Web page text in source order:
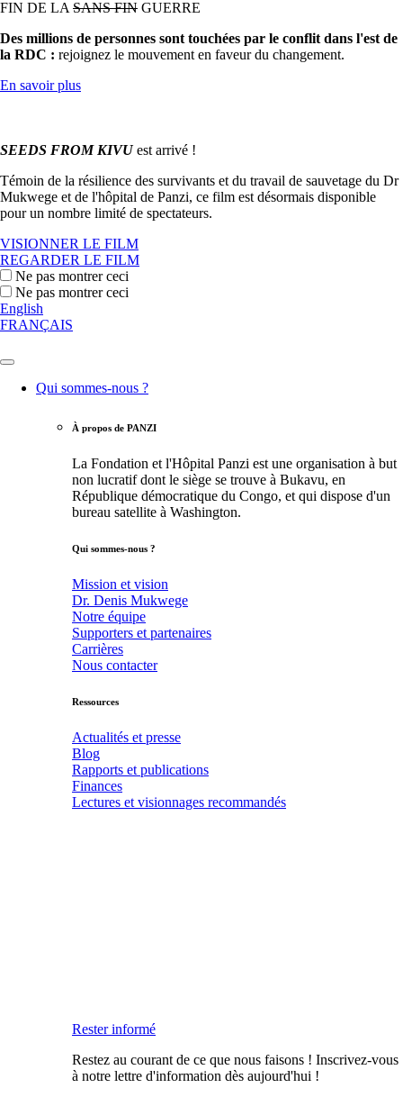
FIN DE LA SANS FIN GUERRE
Des millions de personnes sont touchées par le conflit dans l'est de
la RDC : rejoignez le mouvement en faveur du changement.
En savoir plus
SEEDS FROM KIVUest arrivé !
Témoin de la résilience des survivants et du travail de sauvetage du Dr
Mukwege et de l'hôpital de Panzi, ce film est désormais disponible
pour un nombre limité de spectateurs.
VISIONNER LE FILM
REGARDER LE FILM
Ne pas montrer ceci
Ne pas montrer ceci
English
FRANÇAIS
Qui sommes-nous ?
À propos de PANZI
La Fondation et l'Hôpital Panzi est une organisation à but
non lucratif dont le siège se trouve à Bukavu, en
République démocratique du Congo, et qui dispose d'un
bureau satellite à Washington.
Qui sommes-nous ?
Mission et vision
Dr. Denis Mukwege
Notre équipe
Supporters et partenaires
Carrières
Nous contacter
Ressources
Actualités et presse
Blog
Rapports et publications
Finances
Lectures et visionnages recommandés
Rester informé
Restez au courant de ce que nous faisons ! Inscrivez-vous
à notre lettre d'information dès aujourd'hui !